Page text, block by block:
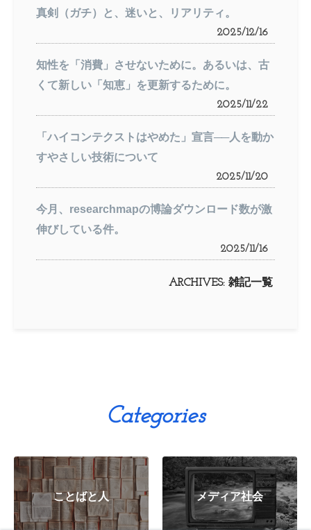
真剣（ガチ）と、迷いと、リアリティ。
2025/12/16
知性を「消費」させないために。あるいは、古
くて新しい「知恵」を更新するために。
2025/11/22
「ハイコンテクストはやめた」宣言──人を動か
すやさしい技術について
2025/11/20
今月、researchmapの博論ダウンロード数が激
伸びしている件。
2025/11/16
ARCHIVES: 雑記一覧
Categories
ことばと人 メディア社会